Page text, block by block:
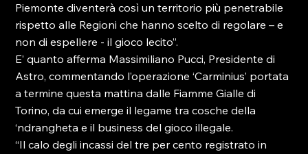
Piemonte diventerà così un territorio più penetrabile
rispetto alle Regioni che hanno scelto di regolare – e
non di espellere - il gioco lecito”.
E’ quanto afferma Massimiliano Pucci, Presidente di
Astro, commentando l’operazione ‘Carminius’ portata
a termine questa mattina dalle Fiamme Gialle di
Torino, da cui emerge il legame tra cosche della
‘ndrangheta e il business del gioco illegale.
“Il calo degli incassi del tre per cento registrato in